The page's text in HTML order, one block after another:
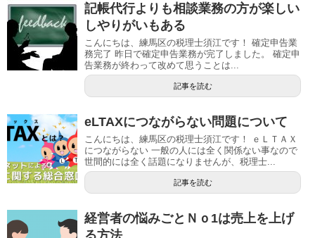
記帳代行よりも相談業務の方が楽しい
しやりがいもある
こんにちは、練馬区の税理士須江です！ 確定申告業
務完了 昨日で確定申告業務が完了しました。 確定申
告業務が終わって改めて思うことは...
記事を読む
eLTAXにつながらない問題について
こんにちは、練馬区の税理士須江です！ ｅＬＴＡＸ
につながらない 一般の人には全く関係ない事なので
世間的には全く話題になりませんが、税理士...
記事を読む
経営者の悩みごとＮｏ1は売上を上げ
る方法